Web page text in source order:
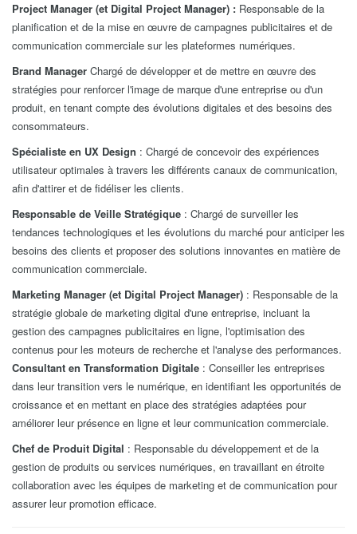
Project Manager (et Digital Project Manager) : Responsable de la
planification et de la mise en œuvre de campagnes publicitaires et de
communication commerciale sur les plateformes numériques.
Brand Manager Chargé de développer et de mettre en œuvre des
stratégies pour renforcer l'image de marque d'une entreprise ou d'un
produit, en tenant compte des évolutions digitales et des besoins des
consommateurs.
Spécialiste en UX Design : Chargé de concevoir des expériences
utilisateur optimales à travers les différents canaux de communication,
afin d'attirer et de fidéliser les clients.
Responsable de Veille Stratégique : Chargé de surveiller les
tendances technologiques et les évolutions du marché pour anticiper les
besoins des clients et proposer des solutions innovantes en matière de
communication commerciale.
Marketing Manager (et Digital Project Manager) : Responsable de la
stratégie globale de marketing digital d'une entreprise, incluant la
gestion des campagnes publicitaires en ligne, l'optimisation des
contenus pour les moteurs de recherche et l'analyse des performances.
Consultant en Transformation Digitale : Conseiller les entreprises
dans leur transition vers le numérique, en identifiant les opportunités de
croissance et en mettant en place des stratégies adaptées pour
améliorer leur présence en ligne et leur communication commerciale.
Chef de Produit Digital : Responsable du développement et de la
gestion de produits ou services numériques, en travaillant en étroite
collaboration avec les équipes de marketing et de communication pour
assurer leur promotion efficace.